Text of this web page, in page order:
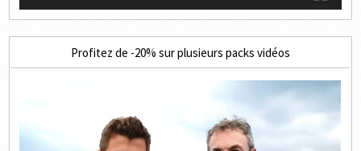
Profitez de -20% sur plusieurs packs vidéos